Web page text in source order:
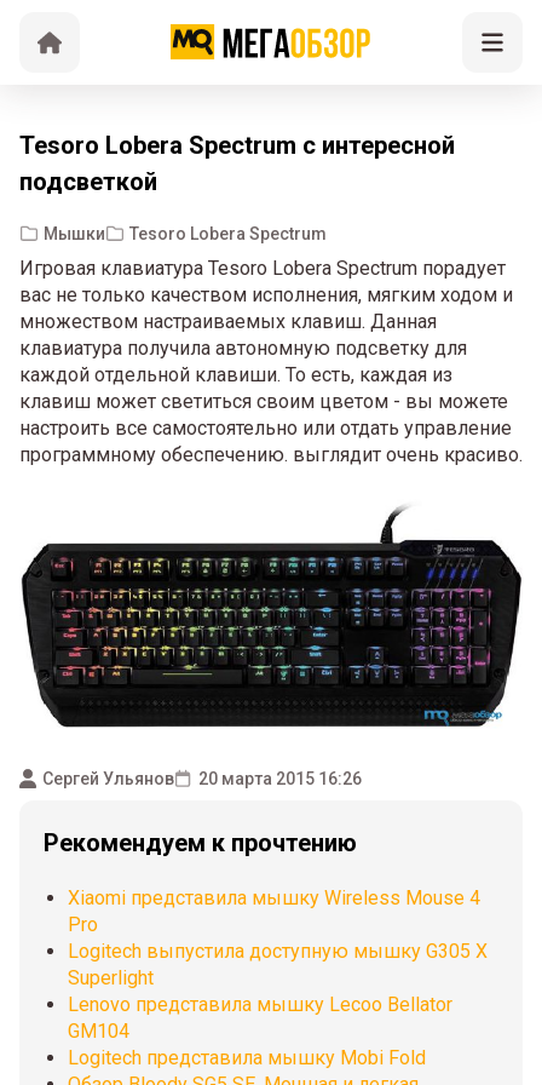
Tesoro Lobera Spectrum с интересной
подсветкой
Мышки Tesoro Lobera Spectrum
Игровая клавиатура Tesoro Lobera Spectrum порадует
вас не только качеством исполнения, мягким ходом и
множеством настраиваемых клавиш. Данная
клавиатура получила автономную подсветку для
каждой отдельной клавиши. То есть, каждая из
клавиш может светиться своим цветом - вы можете
настроить все самостоятельно или отдать управление
программному обеспечению. выглядит очень красиво.
Сергей Ульянов 20 марта 2015 16:26
Рекомендуем к прочтению
Xiaomi представила мышку Wireless Mouse 4
Pro
Logitech выпустила доступную мышку G305 X
Superlight
Lenovo представила мышку Lecoo Bellator
GM104
Logitech представила мышку Mobi Fold